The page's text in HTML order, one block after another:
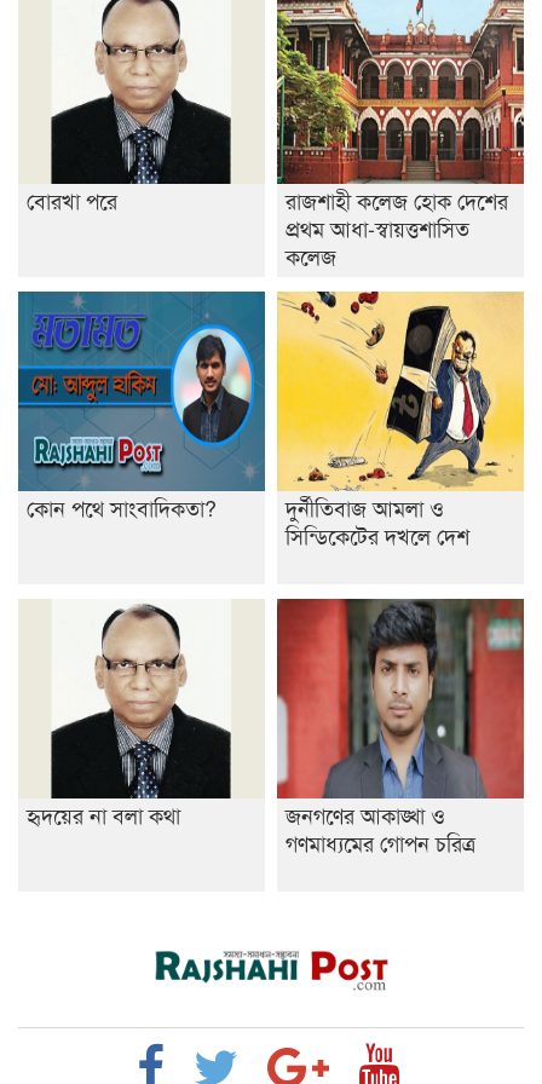
রাজশাহীতে ট্রাকচাপায় ভ্যানচালক নিহত
শেষ সময়ে ভোট কারচুরি অভিযোগ আবিদের
বোরখা পরে
রাজশাহী কলেজ হোক দেশের
প্রথম আধা-স্বায়ত্তশাসিত
কলেজ
কোন পথে সাংবাদিকতা?
দুর্নীতিবাজ আমলা ও
সিন্ডিকেটের দখলে দেশ
হৃদয়ের না বলা কথা
জনগণের আকাঙ্খা ও
গণমাধ্যমের গোপন চরিত্র